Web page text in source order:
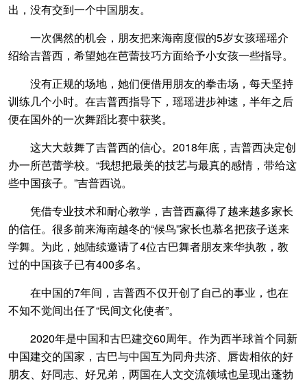
出，没有交到一个中国朋友。
一次偶然的机会，朋友把来海南度假的5岁女孩瑶瑶介
绍给吉普西，希望她在芭蕾技巧方面给予小女孩一些指导。
没有正规的场地，她们便借用朋友的拳击场，每天坚持
训练几个小时。在吉普西指导下，瑶瑶进步神速，半年之后
便在国外的一次舞蹈比赛中获奖。
这大大鼓舞了吉普西的信心。2018年底，吉普西决定创
办一所芭蕾学校。“我想把最美的技艺与最真的感情，带给这
些中国孩子。”吉普西说。
凭借专业技术和耐心教学，吉普西赢得了越来越多家长
的信任。很多前来海南越冬的“候鸟”家长也慕名把孩子送来
学舞。为此，她陆续邀请了4位古巴舞者朋友来华执教，教
过的中国孩子已有400多名。
在中国的7年间，吉普西不仅开创了自己的事业，也在
不知不觉间出任了“民间文化使者”。
2020年是中国和古巴建交60周年。作为西半球首个同新
中国建交的国家，古巴与中国互为同舟共济、唇齿相依的好
朋友、好同志、好兄弟，两国在人文交流领域也呈现出蓬勃